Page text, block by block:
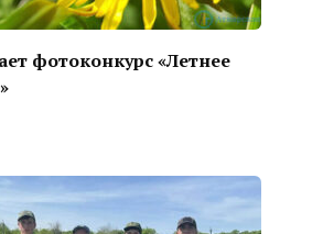
фотоконкурс «Летнее